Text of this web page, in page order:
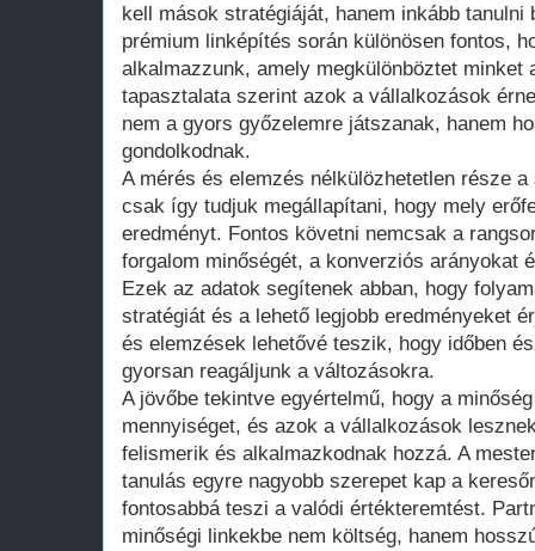
kell mások stratégiáját, hanem inkább tanulni
prémium linképítés során különösen fontos,
alkalmazzunk, amely megkülönböztet minket
tapasztalata szerint azok a vállalkozások
nem a gyors győzelemre játszanak, hanem
gondolkodnak.
A mérés és elemzés nélkülözhetetlen része
csak így tudjuk megállapítani, hogy mely
eredményt. Fontos követni nemcsak a
forgalom minőségét, a konverziós arányokat
Ezek az adatok segítenek abban, hogy
stratégiát és a lehető legjobb eredményeket
és elemzések lehetővé teszik, hogy időben
gyorsan reagáljunk a változásokra.
A jövőbe tekintve egyértelmű, hogy a
mennyiséget, és azok a vállalkozások
felismerik és alkalmazkodnak hozzá. A
tanulás egyre nagyobb szerepet kap a
fontosabbá teszi a valódi értékteremtést.
minőségi linkekbe nem költség, hanem